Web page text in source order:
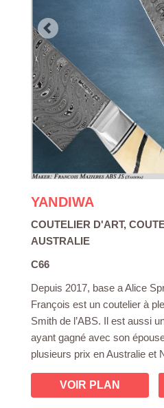
YANDIWA
COUTELIER D'ART,
AUSTRALIE
C66
Depuis 2017, base a Alice
François est un coutelier à
Smith de l’ABS. Il est aussi
ayant gagné avec son
plusieurs prix en Australie et
VOIR PLAN